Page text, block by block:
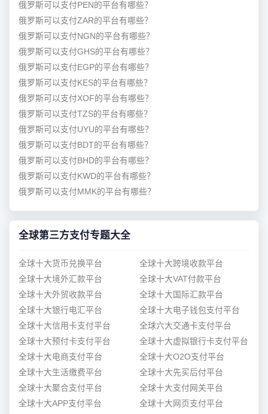
俄罗斯可以支付PEN的平台有哪些？
俄罗斯可以支付ZAR的平台有哪些？
俄罗斯可以支付NGN的平台有哪些？
俄罗斯可以支付GHS的平台有哪些？
俄罗斯可以支付EGP的平台有哪些？
俄罗斯可以支付KES的平台有哪些？
俄罗斯可以支付XOF的平台有哪些？
俄罗斯可以支付TZS的平台有哪些？
俄罗斯可以支付UYU的平台有哪些？
俄罗斯可以支付BDT的平台有哪些？
俄罗斯可以支付BHD的平台有哪些？
俄罗斯可以支付KWD的平台有哪些？
俄罗斯可以支付MMK的平台有哪些？
全球第三方支付专题大全
全球十大货币兑换平台
全球十大跨境收款平台
全球十大境外汇款平台
全球十大VAT付款平台
全球十大外贸收款平台
全球十大国际汇款平台
全球十大银行电汇平台
全球十大电子钱包支付平台
全球十大信用卡支付平台
全球六大交通卡支付平台
全球十大预付卡支付平台
全球十大虚拟银行卡支付平台
全球十大电商支付平台
全球十大O2O支付平台
全球十大生活缴费平台
全球十大先买后付平台
全球十大聚合支付平台
全球十大支付网关平台
全球十大APP支付平台
全球十大网页支付平台